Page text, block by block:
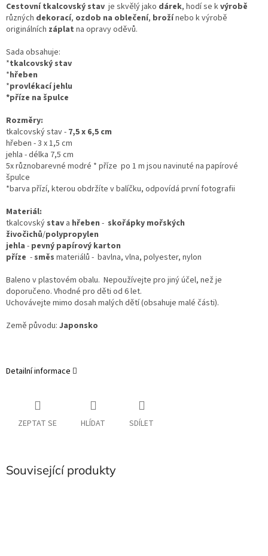
Cestovní tkalcovský stav je skvělý jako dárek, hodí se kvýrobě
různých dekorací, ozdob na oblečení, brožínebo k výrobě
originálních záplat na opravy oděvů.
Sada obsahuje:
*tkalcovský stav
*hřeben
*provlékací jehlu
*příze na špulce
Rozměry:
tkalcovský stav - 7,5 x 6,5 cm
hřeben - 3 x 1,5 cm
jehla - délka 7,5 cm
5x různobarevné modré * příze po 1 m jsou navinuté na papírové
špulce
*barva přízí, kterou obdržíte v balíčku, odpovídá první fotografii
Materiál:
tkalcovský stav a hřeben - skořápky mořských
živočichů/polypropylen
jehla - pevný papírový karton
příze - směs materiálů - bavlna, vlna, polyester, nylon
Baleno v plastovém obalu. Nepoužívejte pro jiný účel, než je
doporučeno. Vhodné pro děti od 6 let.
Uchovávejte mimo dosah malých dětí (obsahuje malé části).
Země původu: Japonsko
Detailní informace
ZEPTAT SE HLÍDAT SDÍLET
Související produkty